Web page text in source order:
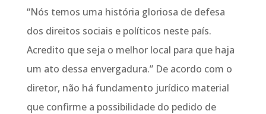
“Nós temos uma história gloriosa de defesa
dos direitos sociais e políticos neste país.
Acredito que seja o melhor local para que haja
um ato dessa envergadura.” De acordo com o
diretor, não há fundamento jurídico material
que confirme a possibilidade do pedido de